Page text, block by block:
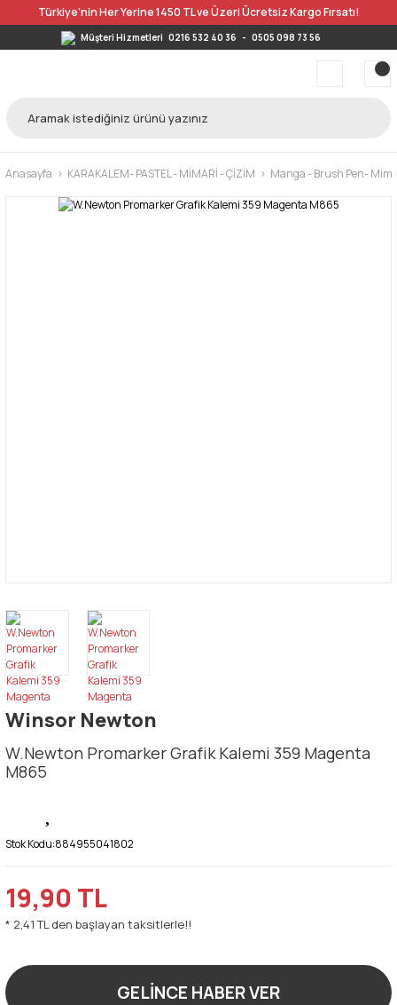
Türkiye’nin Her Yerine 1450 TL ve Üzeri Ücretsiz Kargo Fırsatı!
Müşteri Hizmetleri 0216 532 40 36 - 0505 098 73 56
Anasayfa KARAKALEM- PASTEL - MİMARİ - ÇİZİM Manga - Brush Pen-
Winsor Newton
W.Newton Promarker Grafik Kalemi 359 Magenta
M865
Stok Kodu:884955041802
19,90 TL
* 2,41 TL den başlayan taksitlerle!!
GELİNCE HABER VER